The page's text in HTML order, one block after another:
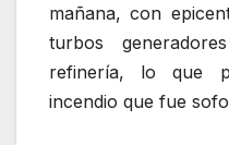
mañana, con
turbos
refinería, lo que
incendio que fue